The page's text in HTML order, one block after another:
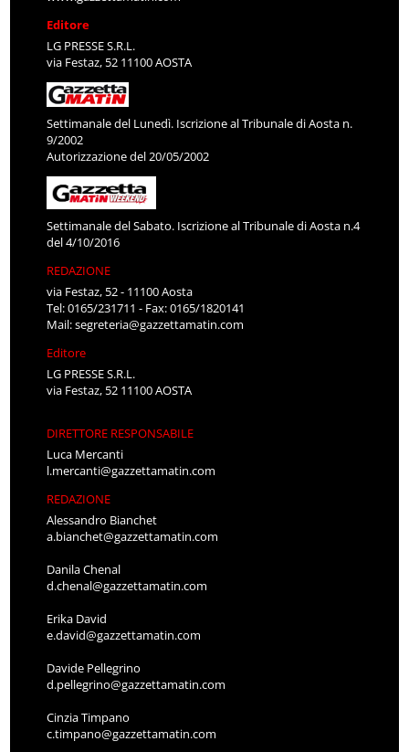
Editore
LG PRESSE S.R.L.
via Festaz, 52 11100 AOSTA
Settimanale del Lunedì. Iscrizione al Tribunale di Aosta n.
9/2002
Autorizzazione del 20/05/2002
Settimanale del Sabato. Iscrizione al Tribunale di Aosta n.4
del 4/10/2016
REDAZIONE
via Festaz, 52 - 11100 Aosta
Tel: 0165/231711 - Fax: 0165/1820141
Mail:segreteria@gazzettamatin.com
Editore
LG PRESSE S.R.L.
via Festaz, 52 11100 AOSTA
DIRETTORE RESPONSABILE
Luca Mercanti
l.mercanti@gazzettamatin.com
REDAZIONE
Alessandro Bianchet
a.bianchet@gazzettamatin.com
Danila Chenal
d.chenal@gazzettamatin.com
Erika David
e.david@gazzettamatin.com
Davide Pellegrino
d.pellegrino@gazzettamatin.com
Cinzia Timpano
c.timpano@gazzettamatin.com